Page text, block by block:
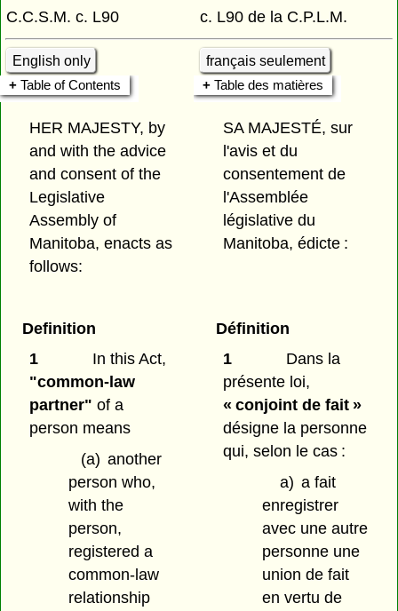
C.C.S.M. c. L90 c. L90 de la C.P.L.M.
English only
français seulement
Table of Contents
Table des matières
HER MAJESTY, by
and with the advice
and consent of the
Legislative
Assembly of
Manitoba, enacts as
follows:
SA MAJESTÉ, sur
l'avis et du
consentement de
l'Assemblée
législative du
Manitoba, édicte :
Definition
1
In this Act,
"common-law
partner" of a
person means
(a) another
person who,
with the
person,
registered a
common-law
relationship
Définition
1
Dans la
présente loi,
« conjoint de fait »
désigne la personne
qui, selon le cas :
a) a fait
enregistrer
avec une autre
personne une
union de fait
en vertu de